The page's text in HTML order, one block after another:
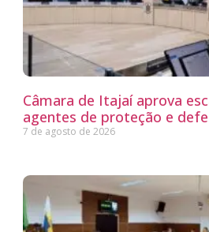
Câmara de Itajaí aprova
agentes de proteção e
7 de agosto de 2026